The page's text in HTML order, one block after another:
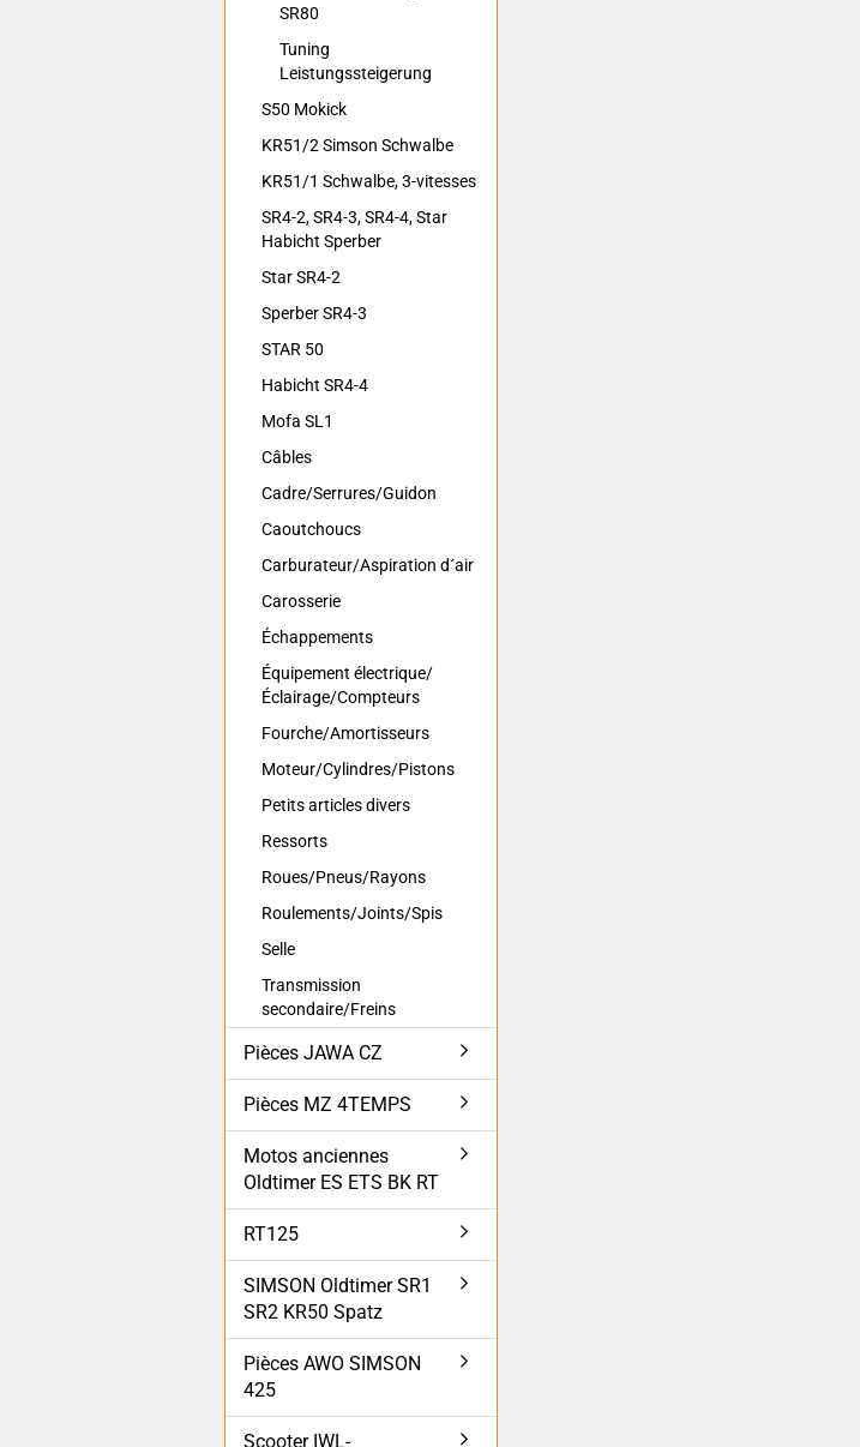
SR80
Tuning
Leistungssteigerung
S50 Mokick
KR51/2 Simson Schwalbe
KR51/1 Schwalbe, 3-vitesses
SR4-2, SR4-3, SR4-4, Star
Habicht Sperber
Star SR4-2
Sperber SR4-3
STAR 50
Habicht SR4-4
Mofa SL1
Câbles
Cadre/Serrures/Guidon
Caoutchoucs
Carburateur/Aspiration d´air
Carosserie
Échappements
Équipement électrique/
Éclairage/Compteurs
Fourche/Amortisseurs
Moteur/Cylindres/Pistons
Petits articles divers
Ressorts
Roues/Pneus/Rayons
Roulements/Joints/Spis
Selle
Transmission
secondaire/Freins
Pièces JAWA CZ
Pièces MZ 4TEMPS
Motos anciennes
Oldtimer ES ETS BK RT
RT125
SIMSON Oldtimer SR1
SR2 KR50 Spatz
Pièces AWO SIMSON
425
Scooter IWL-